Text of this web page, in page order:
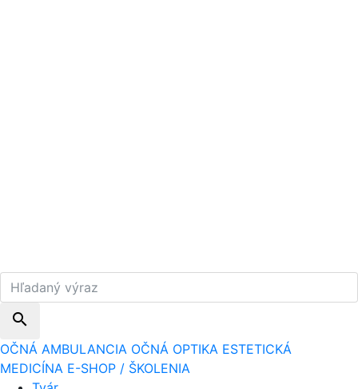
search
OČNÁ AMBULANCIA OČNÁ OPTIKA ESTETICKÁ
MEDICÍNA E-SHOP / ŠKOLENIA